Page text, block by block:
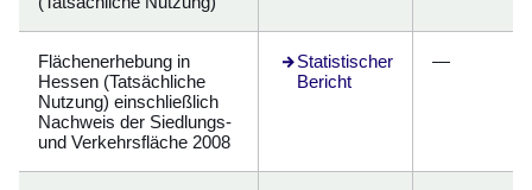
Flächenerhebung in
Hessen (Tatsächliche
Nutzung) einschließlich
Nachweis der Siedlungs-
und Verkehrsfläche 2008
Statistischer
Bericht
Öffnet sich in einem neuen
—